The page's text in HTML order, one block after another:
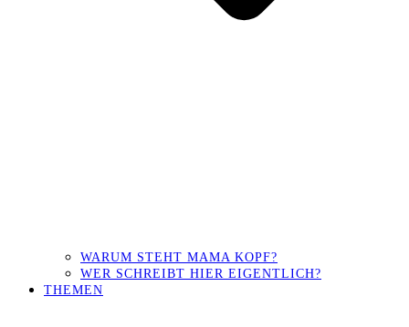
WARUM STEHT MAMA KOPF?
WER SCHREIBT HIER EIGENTLICH?
THEMEN